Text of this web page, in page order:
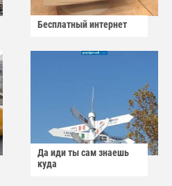
Бесплатный интернет
Да иди ты сам знаешь
куда